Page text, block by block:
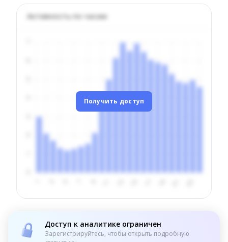
Активность по часам
Получить доступ
Доступ к аналитике ограничен
Зарегистрируйтесь, чтобы открыть подробную